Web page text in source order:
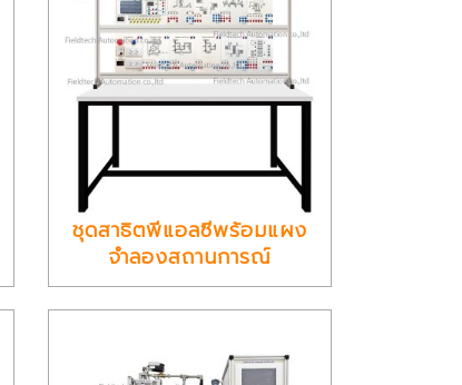
ชุดสาธิตพีแอลซีพร้อมแผง
จำลองสถานการณ์